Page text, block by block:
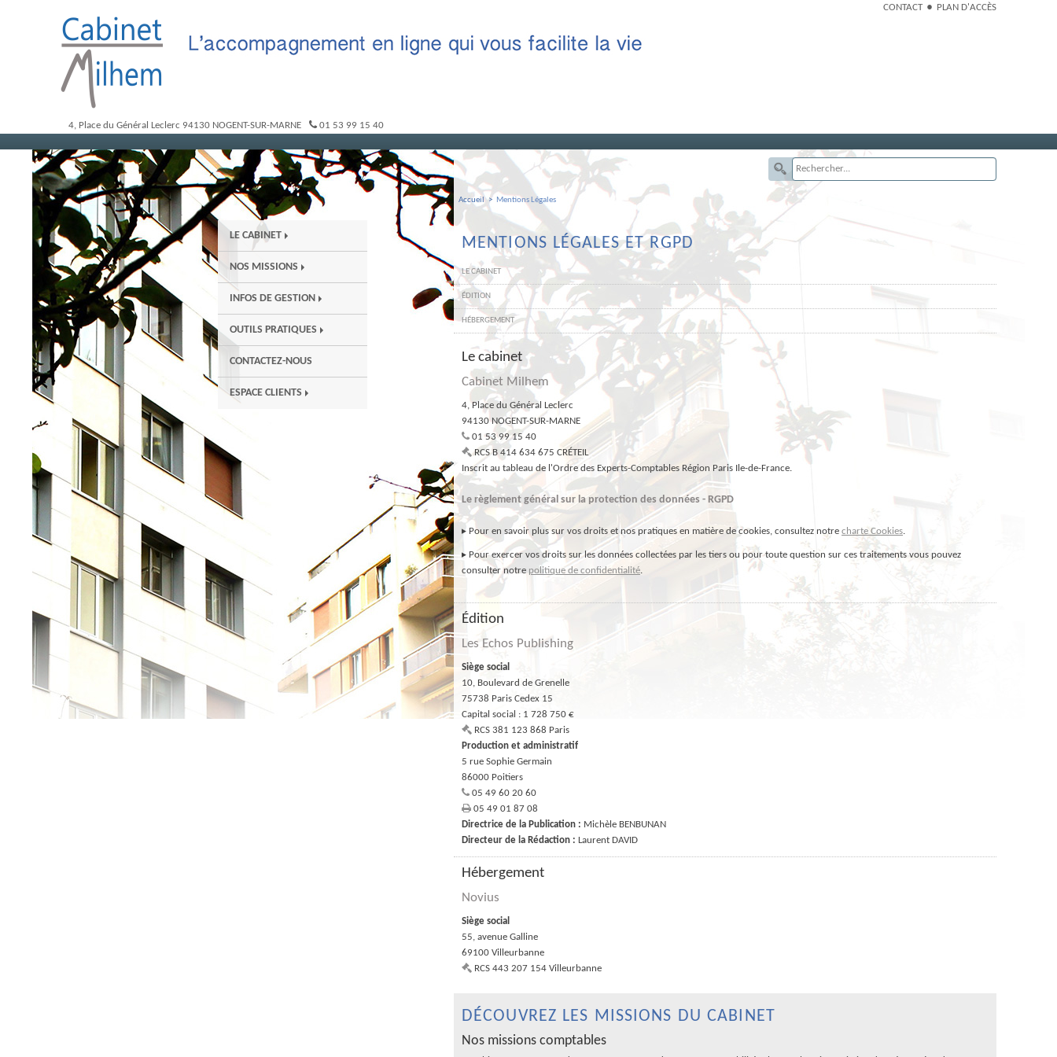
CONTACT PLAN D'ACCÈS
4, Place du Général Leclerc 94130 NOGENT-SUR-MARNE 01 53 99 15 40
LE CABINET
NOS MISSIONS
INFOS DE GESTION
OUTILS PRATIQUES
CONTACTEZ-NOUS
ESPACE CLIENTS
Accueil > Mentions Légales
MENTIONS LÉGALES ET RGPD
LE CABINET
ÉDITION
HÉBERGEMENT
Le cabinet
Cabinet Milhem
4, Place du Général Leclerc
94130 NOGENT-SUR-MARNE
01 53 99 15 40
RCSB 414 634 675 CRÉTEIL
Inscrit au tableau de l'Ordre des Experts-Comptables Région Paris Ile-de-France.
Le règlement général sur la protection des données - RGPD
▸ Pour en savoir plus sur vos droits et nos pratiques en matière de cookies, consultez notre charte Cookies.
▸ Pour exercer vos droits sur les données collectées par les tiers ou pour toute question sur ces traitements vous pouvez
consulter notre politique de confidentialité.
Édition
Les Echos Publishing
Siège social
10, Boulevard de Grenelle
75738 Paris Cedex 15
Capital social : 1 728 750 €
RCS381 123 868 Paris
Production et administratif
5 rue Sophie Germain
86000 Poitiers
05 49 60 20 60
05 49 01 87 08
Directrice de la Publication : Michèle BENBUNAN
Directeur de la Rédaction : Laurent DAVID
Hébergement
Novius
Siège social
55, avenue Galline
69100 Villeurbanne
RCS443 207 154 Villeurbanne
DÉCOUVREZ LES MISSIONS DU CABINET
Nos missions comptables